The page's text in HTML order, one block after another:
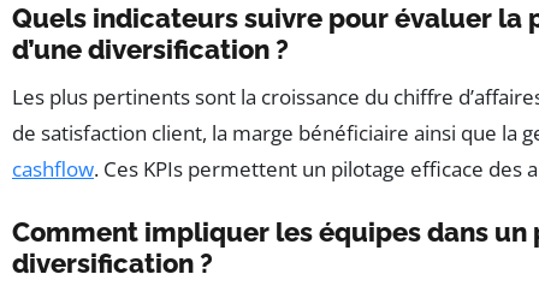
Quels indicateurs suivre pour évaluer la
d’une diversification ?
Les plus pertinents sont la croissance du chiffre
de satisfaction client, la marge bénéficiaire ainsi que la
cashflow. Ces KPIs permettent un pilotage efficace des
Comment impliquer les équipes dans un
diversification ?